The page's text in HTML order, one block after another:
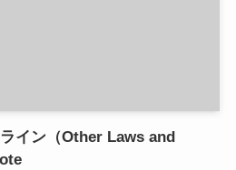
イン（Other Laws and